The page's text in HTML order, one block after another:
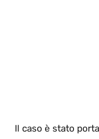
Il caso è stato